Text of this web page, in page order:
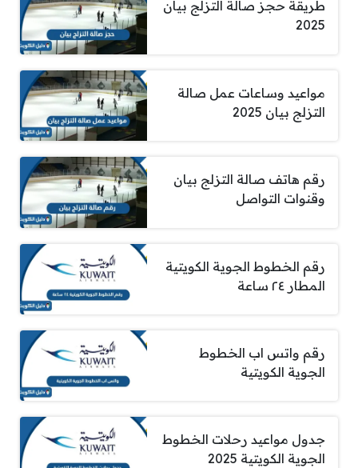
طريقة حجز صالة التزلج بيان
2025
مواعيد وساعات عمل صالة
التزلج بيان 2025
رقم هاتف صالة التزلج بيان
وقنوات التواصل
رقم الخطوط الجوية الكويتية
المطار ٢٤ ساعة
رقم واتس اب الخطوط
الجوية الكويتية
جدول مواعيد رحلات الخطوط
الجوية الكويتية 2025